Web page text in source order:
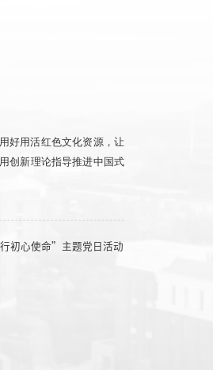
好用活红色文化资源，让
创新理论指导推进中国式
初心使命”主题党日活动